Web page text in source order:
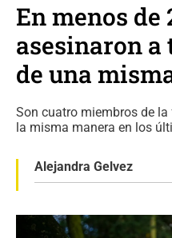
En menos de
asesinaron a
de una
Son cuatro miembros de
la misma manera en los
Alejandra Gelvez